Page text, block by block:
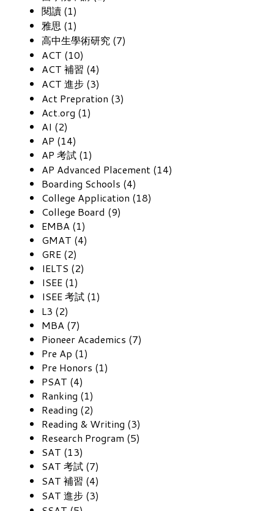
閱讀 (1)
雅思 (1)
高中生學術研究 (7)
ACT (10)
ACT 補習 (4)
ACT 進步 (3)
Act Prepration (3)
Act.org (1)
AI (2)
AP (14)
AP 考試 (1)
AP Advanced Placement (14)
Boarding Schools (4)
College Application (18)
College Board (9)
EMBA (1)
GMAT (4)
GRE (2)
IELTS (2)
ISEE (1)
ISEE 考試 (1)
L3 (2)
MBA (7)
Pioneer Academics (7)
Pre Ap (1)
Pre Honors (1)
PSAT (4)
Ranking (1)
Reading (2)
Reading & Writing (3)
Research Program (5)
SAT (13)
SAT 考試 (7)
SAT 補習 (4)
SAT 進步 (3)